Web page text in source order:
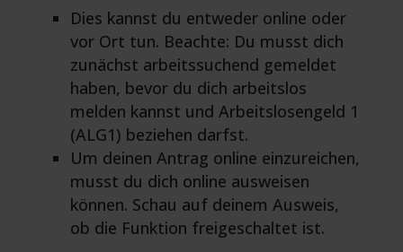
Dies kannst du entweder online oder
vor Ort tun. Beachte: Du musst dich
zunächst arbeitssuchend gemeldet
haben, bevor du dich arbeitslos
melden kannst und Arbeitslosengeld 1
(ALG1) beziehen darfst.
Um deinen Antrag online einzureichen,
musst du dich online ausweisen
können. Schau auf deinem Ausweis,
ob die Funktion freigeschaltet ist.